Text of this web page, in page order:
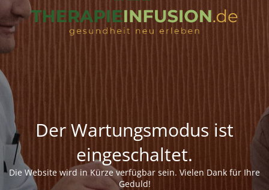
Der Wartungsmodus ist
eingeschaltet.
Die Website wird in Kürze verfügbar sein. Vielen Dank für Ihre
Geduld!